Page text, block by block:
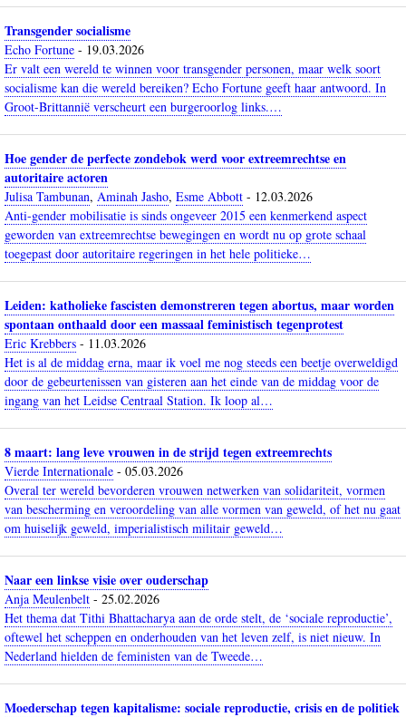
Transgender socialisme
Echo Fortune - 19.03.2026
Er valt een wereld te winnen voor transgender personen, maar welk soort
socialisme kan die wereld bereiken? Echo Fortune geeft haar antwoord. In
Groot-Brittannië verscheurt een burgeroorlog links.…
Hoe gender de perfecte zondebok werd voor extreemrechtse en
autoritaire actoren
Julisa Tambunan, Aminah Jasho, Esme Abbott - 12.03.2026
Anti-gender mobilisatie is sinds ongeveer 2015 een kenmerkend aspect
geworden van extreemrechtse bewegingen en wordt nu op grote schaal
toegepast door autoritaire regeringen in het hele politieke…
Leiden: katholieke fascisten demonstreren tegen abortus, maar worden
spontaan onthaald door een massaal feministisch tegenprotest
Eric Krebbers - 11.03.2026
Het is al de middag erna, maar ik voel me nog steeds een beetje overweldigd
door de gebeurtenissen van gisteren aan het einde van de middag voor de
ingang van het Leidse Centraal Station. Ik loop al…
8 maart: lang leve vrouwen in de strijd tegen extreemrechts
Vierde Internationale - 05.03.2026
Overal ter wereld bevorderen vrouwen netwerken van solidariteit, vormen
van bescherming en veroordeling van alle vormen van geweld, of het nu gaat
om huiselijk geweld, imperialistisch militair geweld…
Naar een linkse visie over ouderschap
Anja Meulenbelt - 25.02.2026
Het thema dat Tithi Bhattacharya aan de orde stelt, de ‘sociale reproductie’,
oftewel het scheppen en onderhouden van het leven zelf, is niet nieuw. In
Nederland hielden de feministen van de Tweede…
Moederschap tegen kapitalisme: sociale reproductie, crisis en de politiek